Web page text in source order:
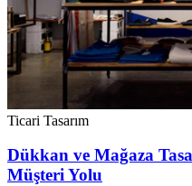
Ticari Tasarım
Dükkan ve Mağaza
Müşteri Yolu